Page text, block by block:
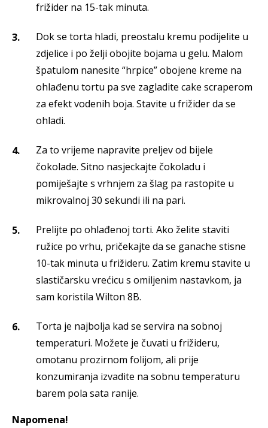
frižider na 15-tak minuta.
Dok se torta hladi, preostalu kremu podijelite u
zdjelice i po želji obojite bojama u gelu. Malom
špatulom nanesite “hrpice” obojene kreme na
ohlađenu tortu pa sve zagladite cake scraperom
za efekt vodenih boja. Stavite u frižider da se
ohladi.
Za to vrijeme napravite preljev od bijele
čokolade. Sitno nasjeckajte čokoladu i
pomiješajte s vrhnjem za šlag pa rastopite u
mikrovalnoj 30 sekundi ili na pari.
Prelijte po ohlađenoj torti. Ako želite staviti
ružice po vrhu, pričekajte da se ganache stisne
10-tak minuta u frižideru. Zatim kremu stavite u
slastičarsku vrećicu s omiljenim nastavkom, ja
sam koristila Wilton 8B.
Torta je najbolja kad se servira na sobnoj
temperaturi. Možete je čuvati u frižideru,
omotanu prozirnom folijom, ali prije
konzumiranja izvadite na sobnu temperaturu
barem pola sata ranije.
Napomena!